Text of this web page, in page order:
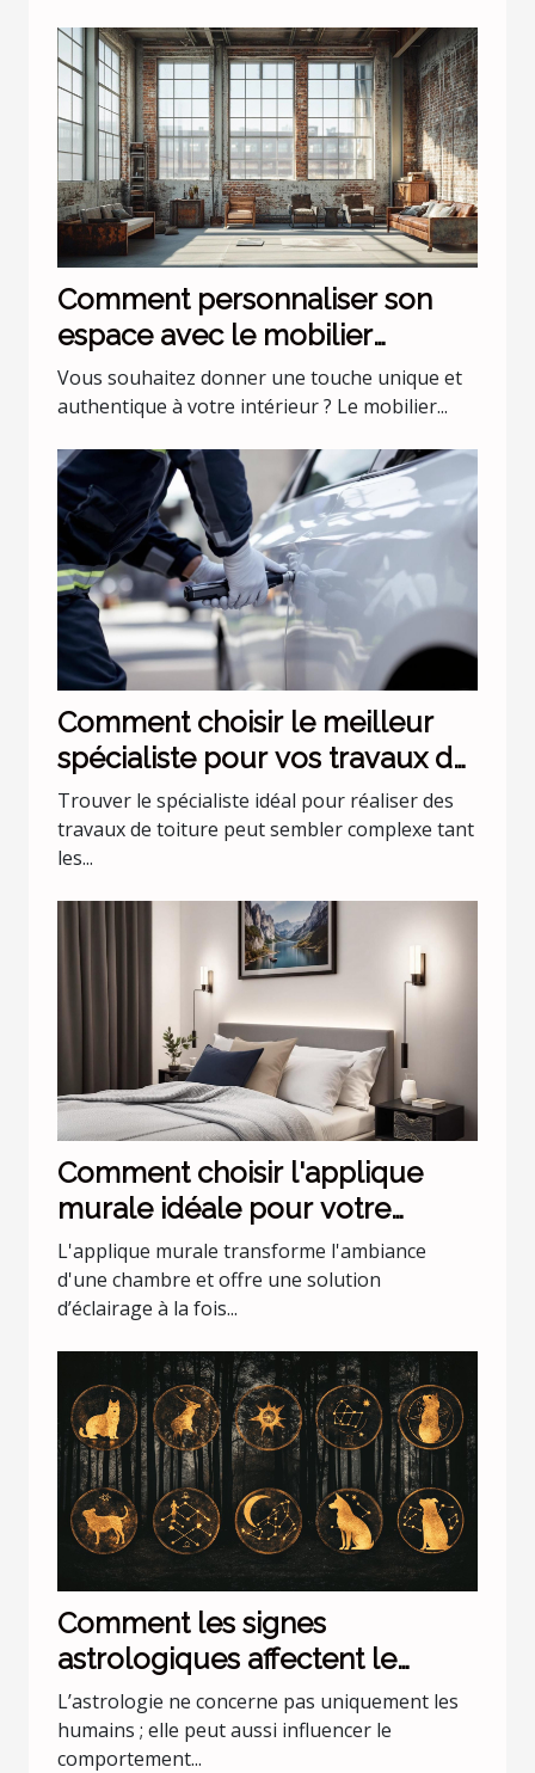
Comment personnaliser son
espace avec le mobilier
industriel ?
Vous souhaitez donner une touche unique et
authentique à votre intérieur ? Le mobilier...
Comment choisir le meilleur
spécialiste pour vos travaux de
toiture ?
Trouver le spécialiste idéal pour réaliser des
travaux de toiture peut sembler complexe tant
les...
Comment choisir l'applique
murale idéale pour votre
chambre
L'applique murale transforme l'ambiance
d'une chambre et offre une solution
d’éclairage à la fois...
Comment les signes
astrologiques affectent le
comportement de nos animaux
domestiques
L’astrologie ne concerne pas uniquement les
humains ; elle peut aussi influencer le
comportement...